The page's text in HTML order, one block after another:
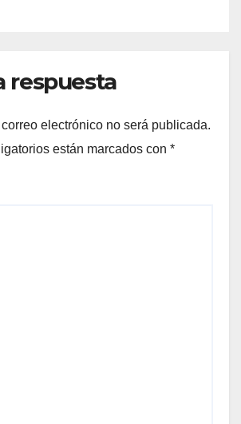
respuesta
electrónico no será publicada.
están marcados con *